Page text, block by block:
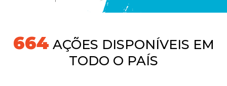
704 AÇÕES DISPONÍVEIS EM
TODO O PAÍS